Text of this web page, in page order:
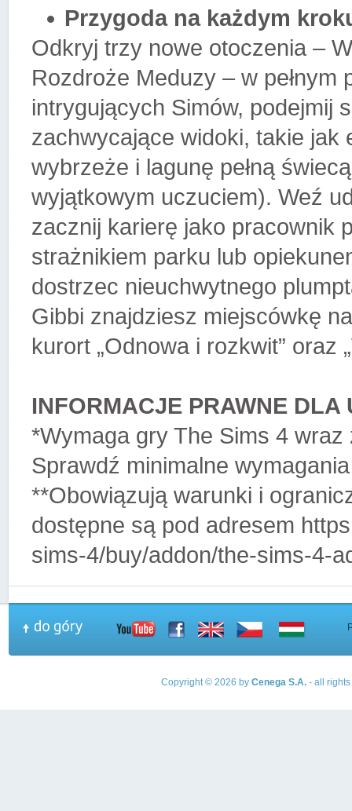
Przygoda na każdym
Odkryj trzy nowe otoczenia –
Rozdroże Meduzy – w
intrygujących Simów, podejmij
zachwycające widoki, takie jak
wybrzeże i lagunę pełną
wyjątkowym uczuciem). Weź
zacznij karierę jako pracownik
strażnikiem parku lub
dostrzec nieuchwytnego
Gibbi znajdziesz miejscówkę
kurort „Odnowa i rozkwit” oraz
INFORMACJE PRAWNE DLA
*Wymaga gry The Sims 4
Sprawdź minimalne
**Obowiązują warunki i
dostępne są pod adresem
sims-4/buy/addon/the-sims-4-
Copyright © 2026 by Cenega S.A.- all rights